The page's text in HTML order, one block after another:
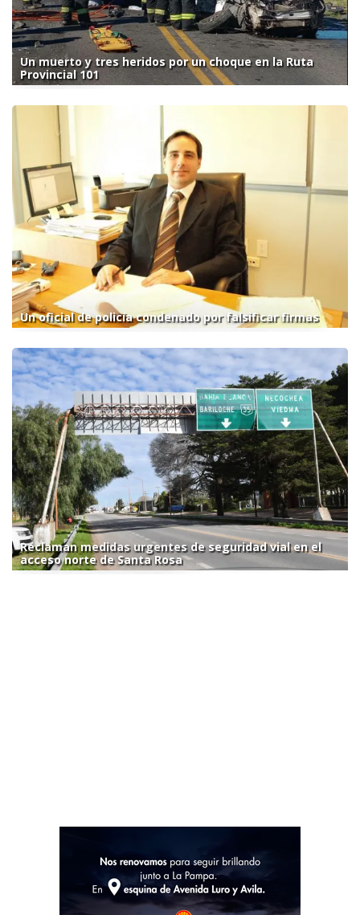
Un muerto y tres heridos por un choque en la Ruta
Provincial 101
Un oficial de policía condenado por falsificar firmas
Reclaman medidas urgentes de seguridad vial en el
acceso norte de Santa Rosa